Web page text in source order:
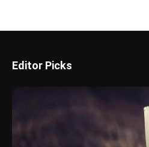
Editor Picks